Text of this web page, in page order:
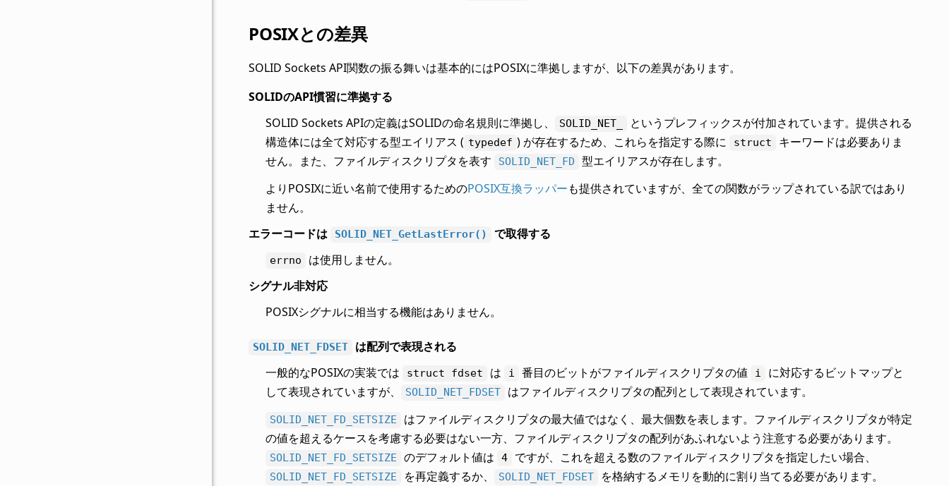
POSIXとの差異
SOLID Sockets API関数の振る舞いは基本的にはPOSIXに準拠しますが、以下の差異があります。
SOLIDのAPI慣習に準拠する
SOLID Sockets APIの定義はSOLIDの命名規則に準拠し、
SOLID_NET_
というプレフィックスが付加されています。提供される
構造体には全て対応する型エイリアス ( typedef ) が存在するため、これらを指定する際に struct
キーワードは必要ありま
せん。また、ファイルディスクリプタを表す
SOLID_NET_FD
型エイリアスが存在します。
よりPOSIXに近い名前で使用するためのPOSIX互換ラッパーも提供されていますが、全ての関数がラップされている訳ではあり
ません。
エラーコードは
SOLID_NET_GetLastError() で取得する
errno
は使用しません。
シグナル非対応
POSIXシグナルに相当する機能はありません。
SOLID_NET_FDSET
は配列で表現される
一般的なPOSIXの実装では
struct fdset は i 番目のビットがファイルディスクリプタの値 i
に対応するビットマップと
して表現されていますが、
SOLID_NET_FDSET はファイルディスクリプタの配列として表現されています。
SOLID_NET_FD_SETSIZE
はファイルディスクリプタの最大値ではなく、最大個数を表します。ファイルディスクリプタが特定
の値を超えるケースを考慮する必要はない一方、ファイルディスクリプタの配列があふれないよう注意する必要があります。
SOLID_NET_FD_SETSIZE のデフォルト値は 4 ですが、これを超える数のファイルディスクリプタを指定したい場合、
SOLID_NET_FD_SETSIZE を再定義するか、 SOLID_NET_FDSET を格納するメモリを動的に割り当てる必要があります。